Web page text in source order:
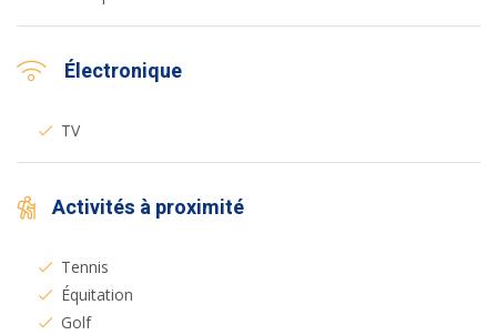
Électronique
TV
Activités à proximité
Tennis
Équitation
Golf